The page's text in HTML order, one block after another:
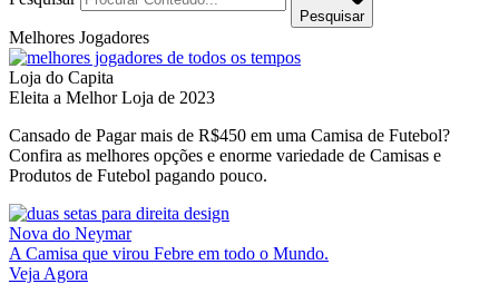
Pesquisar
Melhores Jogadores
Loja do Capita
Eleita a Melhor Loja de 2023
Cansado de Pagar mais de R$450 em uma Camisa de Futebol?
Confira as melhores opções e enorme variedade de Camisas e
Produtos de Futebol pagando pouco.
Nova do Neymar
A Camisa que virou Febre em todo o Mundo.
Veja Agora